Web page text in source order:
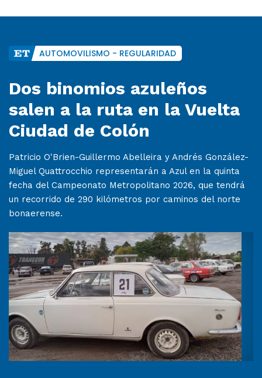
AUTOMOVILISMO - REGULARIDAD
Dos binomios azuleños
salen a la ruta en la Vuelta
Ciudad de Colón
Patricio O'Brien-Guillermo Abelleira y Andrés González-
Miguel Quattrocchio representarán a Azul en la quinta
fecha del Campeonato Metropolitano 2026, que tendrá
un recorrido de 290 kilómetros por caminos del norte
bonaerense.